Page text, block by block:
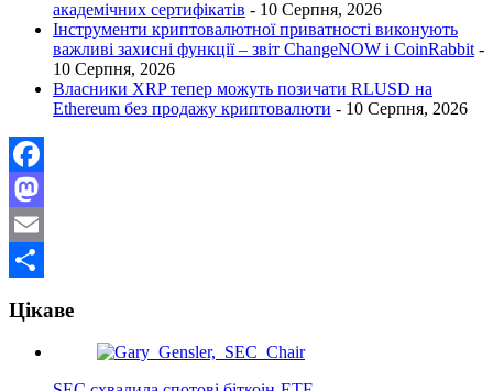
академічних сертифікатів - 10 Серпня, 2026
Інструменти криптовалютної приватності виконують
важливі захисні функції – звіт ChangeNOW і CoinRabbit -
10 Серпня, 2026
Власники XRP тепер можуть позичати RLUSD на
Ethereum без продажу криптовалюти - 10 Серпня, 2026
Facebook
Mastodon
Email
Цікаве